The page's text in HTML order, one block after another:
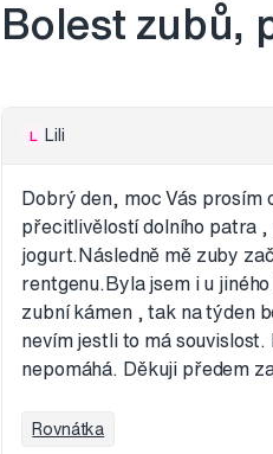
Bolest zubů,
L Lili
Dobrý den, moc Vás prosím
přecitlivělostí dolního patra ,
jogurt.Následně mě zuby
rentgenu.Byla jsem i u
zubní kámen , tak na týden
nevím jestli to má
nepomáhá. Děkuji předem
Rovnátka